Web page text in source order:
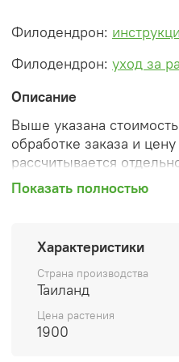
Филодендрон:
Филодендрон: уход за
Описание
Выше указана
обработке заказа и
рассчитывается
После оформления
способ доставки,
согласованные счета
предварительный заказ
Внимание: фото в
вы получите. Растения
Показать полностью
Характеристики
Страна производства
Таиланд
Цена растения
1900